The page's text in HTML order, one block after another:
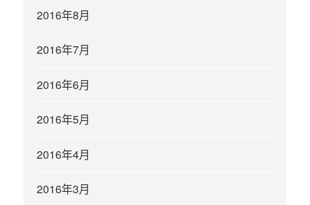
2016年8月
2016年7月
2016年6月
2016年5月
2016年4月
2016年3月